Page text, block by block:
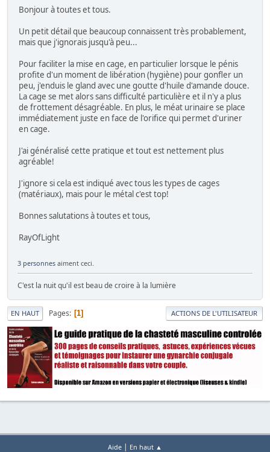
Bonjour à toutes et tous.
Un petit détail que beaucoup connaissent très probablement,
mais que j'ignorais jusqu'à peu...
Pour faciliter la mise en cage, en particulier lorsque le pénis
profite d'un moment de libération (hygiène) pour gonfler un
peu, j'enduis le gland avec une goutte d'huile d'amande douce.
La cage se met alors sans difficulté particulière et il n'y a plus
de frottement désagréable. En plus, le méat urinaire se place
immédiatement juste en face de l'orifice qui permet d'uriner
en cage.
J'ai généralisé cette pratique et tout est nettement plus
agréable!
J'ignore si cela est indiqué avec tous les types de cages
(matériaux), mais pour le métal c'est top!
Bonnes salutations à toutes et tous,
RayOfLight
3 personnes aiment ceci.
C'est la nuit qu'il est beau de croire à la lumière
EN HAUT Pages 1 ACTIONS DE L'UTILISATEUR
Aide | En haut ▲